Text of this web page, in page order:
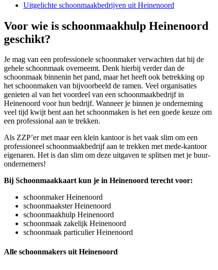
Uitgelichte schoonmaakbedrijven uit Heinenoord
Voor wie is schoonmaakhulp Heinenoord
geschikt?
Je mag van een professionele schoonmaker verwachten dat hij de
gehele schoonmaak overneemt. Denk hierbij verder dan de
schoonmaak binnenin het pand, maar het heeft ook betrekking op
het schoonmaken van bijvoorbeeld de ramen. Veel organisaties
genieten al van het voordeel van een schoonmaakbedrijf in
Heinenoord voor hun bedrijf. Wanneer je binnen je onderneming
veel tijd kwijt bent aan het schoonmaken is het een goede keuze om
een professional aan te trekken.
Als ZZP’er met maar een klein kantoor is het vaak slim om een
professioneel schoonmaakbedrijf aan te trekken met mede-kantoor
eigenaren. Het is dan slim om deze uitgaven te splitsen met je buur-
ondernemers!
Bij Schoonmaakkaart kun je in Heinenoord terecht voor:
schoonmaker Heinenoord
schoonmaakster Heinenoord
schoonmaakhulp Heinenoord
schoonmaak zakelijk Heinenoord
schoonmaak particulier Heinenoord
Alle schoonmakers uit Heinenoord